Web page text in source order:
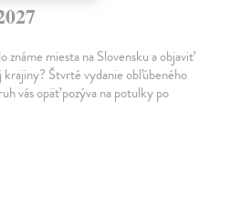
miesta na Slovensku a objaviť
krajiny? Štvrté vydanie obľúbeného
vás opäť pozýva na potulky po